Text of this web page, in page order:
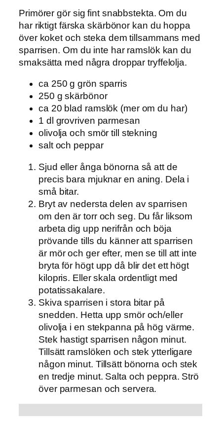
Primörer gör sig fint snabbstekta. Om du
har riktigt färska skärbönor kan du hoppa
över koket och steka dem tillsammans med
sparrisen. Om du inte har ramslök kan du
smaksätta med några droppar tryffelolja.
ca 250 g grön sparris
250 g skärbönor
ca 20 blad ramslök (mer om du har)
1 dl grovriven parmesan
olivolja och smör till stekning
salt och peppar
Sjud eller ånga bönorna så att de
precis bara mjuknar en aning. Dela i
små bitar.
Bryt av nedersta delen av sparrisen
om den är torr och seg. Du får liksom
arbeta dig upp nerifrån och böja
prövande tills du känner att sparrisen
är mör och ger efter, men se till att inte
bryta för högt upp då blir det ett högt
kilopris. Eller skala ordentligt med
potatissakalare.
Skiva sparrisen i stora bitar på
snedden. Hetta upp smör och/eller
olivolja i en stekpanna på hög värme.
Stek hastigt sparrisen någon minut.
Tillsätt ramslöken och stek ytterligare
någon minut. Tillsätt bönorna och stek
en tredje minut. Salta och peppra. Strö
över parmesan och servera.